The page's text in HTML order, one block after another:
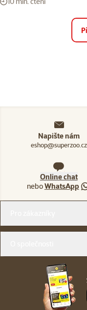
Napište nám
eshop@superzoo.cz
Online chat
neboWhatsApp